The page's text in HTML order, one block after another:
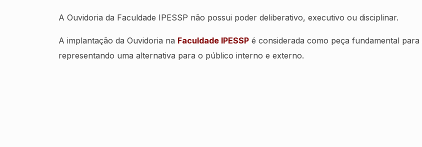
A Ouvidoria da Faculdade IPESSP não possui poder deliberativo, executivo ou disciplinar.
A implantação da Ouvidoria na Faculdade IPESSP é considerada como peça fundamental
representando uma alternativa para o público interno e externo.